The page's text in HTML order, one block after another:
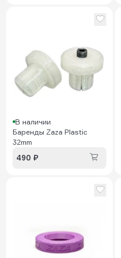
В наличии
Баренды Zaza Plastic
32mm
490 ₽